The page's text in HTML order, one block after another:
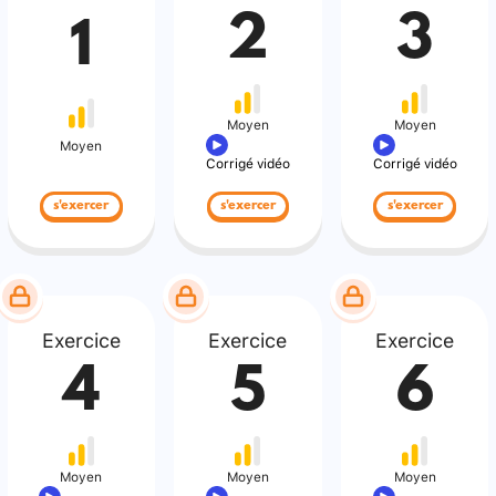
1
Moyen
s'exercer
2
Moyen
Corrigé vidéo
s'exercer
3
Moyen
Corrigé vidéo
s'exercer
Exercice
4
Moyen
Exercice
5
Moyen
Exercice
6
Moyen